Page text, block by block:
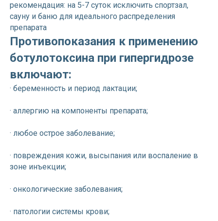
рекомендация: на 5-7 суток исключить спортзал,
сауну и баню для идеального распределения
препарата
Противопоказания к применению
ботулотоксина при гипергидрозе
включают:
· беременность и период лактации;
· аллергию на компоненты препарата;
· любое острое заболевание;
· повреждения кожи, высыпания или воспаление в
зоне инъекции;
· онкологические заболевания;
· патологии системы крови;
Онлайн-запись
Написать в Max